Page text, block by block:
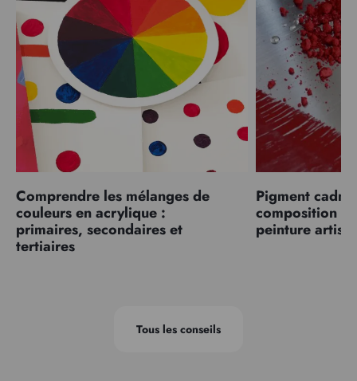
Comprendre les mélanges de
couleurs en acrylique :
primaires, secondaires et
tertiaires
Pigment
composition
peinture
Tous les conseils